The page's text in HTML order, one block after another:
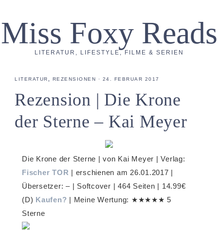
Miss Foxy Reads
LITERATUR, LIFESTYLE, FILME & SERIEN
LITERATUR REZENSIONEN · 24. FEBRUAR 2017
Rezension | Die Krone
der Sterne – Kai Meyer
Die Krone der Sterne | von Kai Meyer | Verlag:
Fischer TOR | erschienen am 26.01.2017 |
Übersetzer: – | Softcover | 464 Seiten | 14.99€
(D) Kaufen? | Meine Wertung: ★★★★★ 5
Sterne